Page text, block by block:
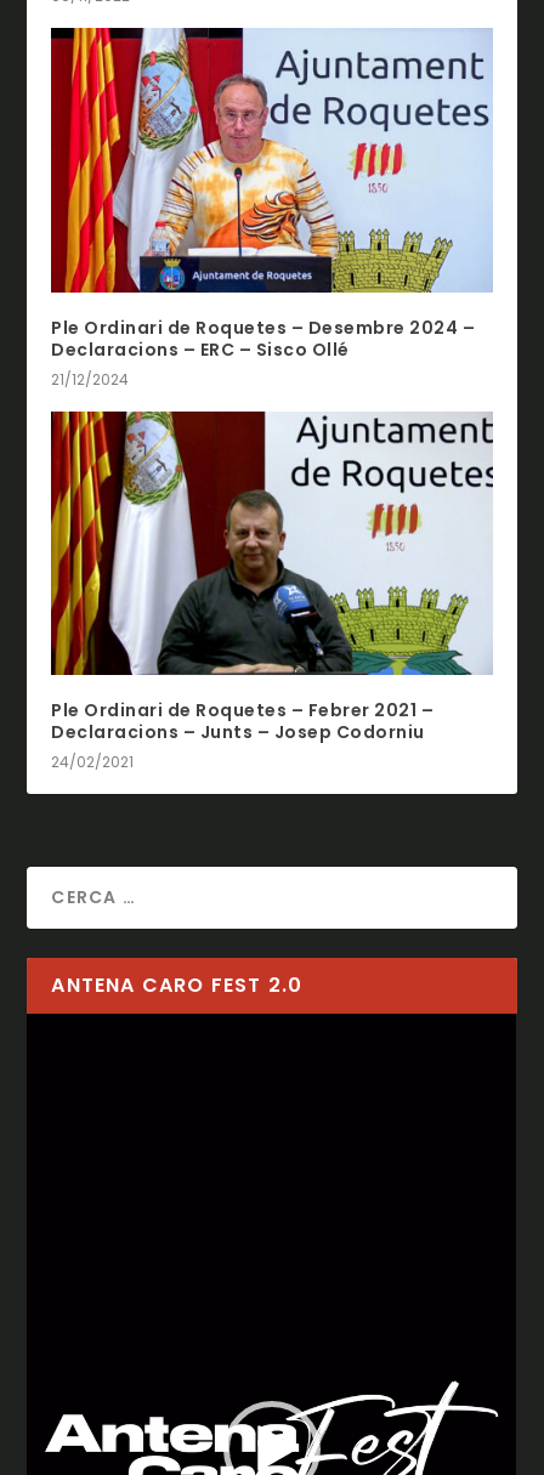
Ple Ordinari de Roquetes – Desembre 2024 –
Declaracions – ERC – Sisco Ollé
21/12/2024
Ple Ordinari de Roquetes – Febrer 2021 –
Declaracions – Junts – Josep Codorniu
24/02/2021
ANTENA CARO FEST 2.0